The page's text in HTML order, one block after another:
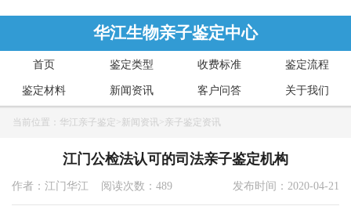
华江生物亲子鉴定中心
首页 鉴定类型 收费标准 鉴定流程
鉴定材料 新闻资讯 客户问答 关于我们
当前位置： 华江亲子鉴定 >新闻资讯 >亲子鉴定资讯
江门公检法认可的司法亲子鉴定机构
作者：江门华江 阅读次数：489 发布时间：2020-04-21